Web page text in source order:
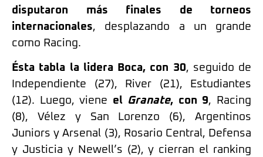
disputaron más finales de torneos
internacionales, desplazando a un grande
como Racing.
Ésta tabla la lidera Boca, con 30, seguido de
Independiente (27), River (21), Estudiantes
(12). Luego, viene el Granate, con 9, Racing
(8), Vélez y San Lorenzo (6), Argentinos
Juniors y Arsenal (3), Rosario Central, Defensa
y Justicia y Newell’s (2), y cierran el ranking